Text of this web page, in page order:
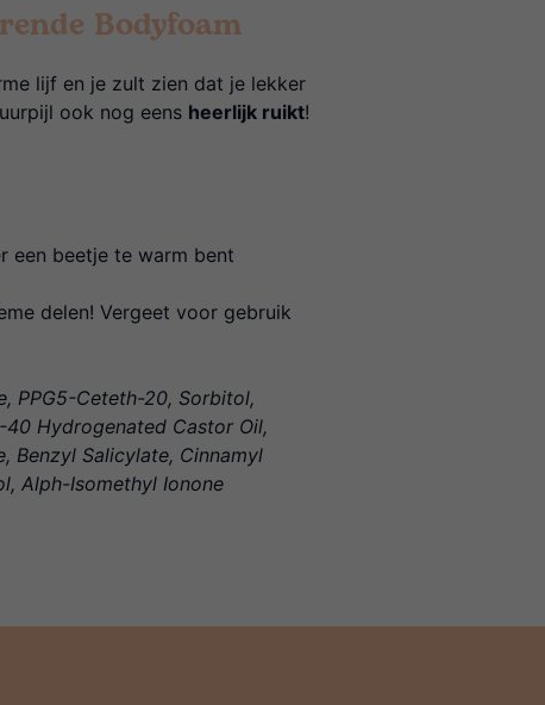
Bodyfoam
lijf en je zult zien dat je lekker
ook nog eens heerlijk ruikt!
een beetje te warm bent
delen! Vergeet voor gebruik
PPG5-Ceteth-20, Sorbitol,
Hydrogenated Castor Oil,
Benzyl Salicylate, Cinnamyl
Alph-Isomethyl Ionone